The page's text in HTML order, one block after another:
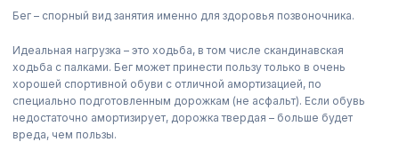
Бег – спорный вид занятия именно для здоровья позвоночника.
Идеальная нагрузка – это ходьба, в том числе скандинавская
ходьба с палками. Бег может принести пользу только в очень
хорошей спортивной обуви с отличной амортизацией, по
специально подготовленным дорожкам (не асфальт). Если обувь
недостаточно амортизирует, дорожка твердая – больше будет
вреда, чем пользы.